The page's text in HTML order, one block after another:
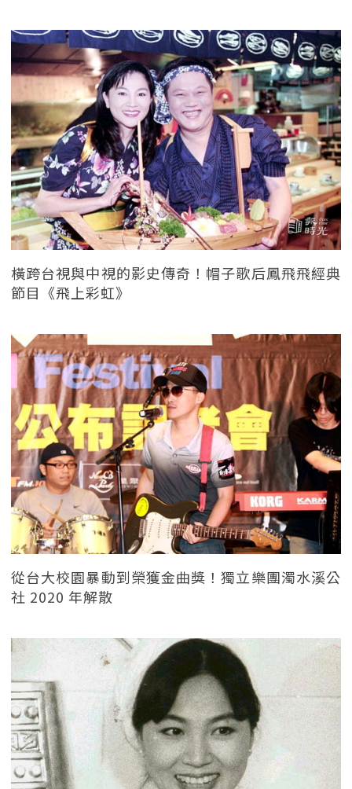
橫跨台視與中視的影史傳奇！帽子歌后鳳飛飛經典
節目《飛上彩虹》
從台大校園暴動到榮獲金曲獎！獨立樂團濁水溪公
社 2020 年解散